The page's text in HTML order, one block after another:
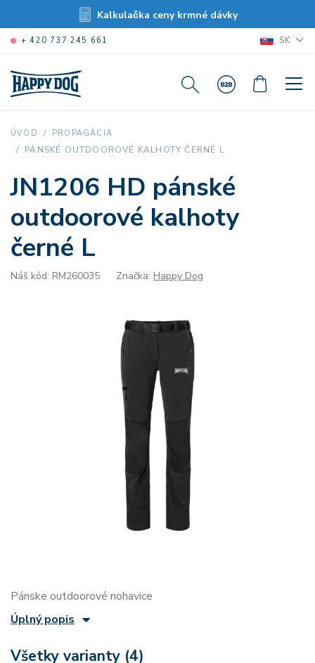
Kalkulačka ceny krmné dávky
+ 420 737 245 661 SK
ÚVOD PROPAGÁCIA
PÁNSKÉ OUTDOOROVÉ KALHOTY ČERNÉ L
JN1206 HD pánské
outdoorové kalhoty
černé L
Náš kód: RM260035 Značka: Happy Dog
Pánske outdoorové nohavice
Úplný popis
Všetky varianty (4)